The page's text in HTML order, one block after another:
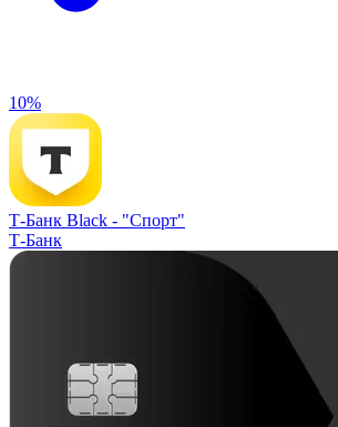
10%
Т-Банк Black - "Спорт"
Т-Банк